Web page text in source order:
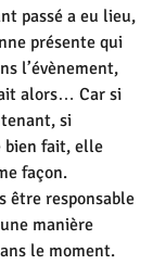
passé a eu lieu,
présente qui
l’évènement,
alors… Car si
si
bien fait, elle
façon.
être responsable
manière
le moment.